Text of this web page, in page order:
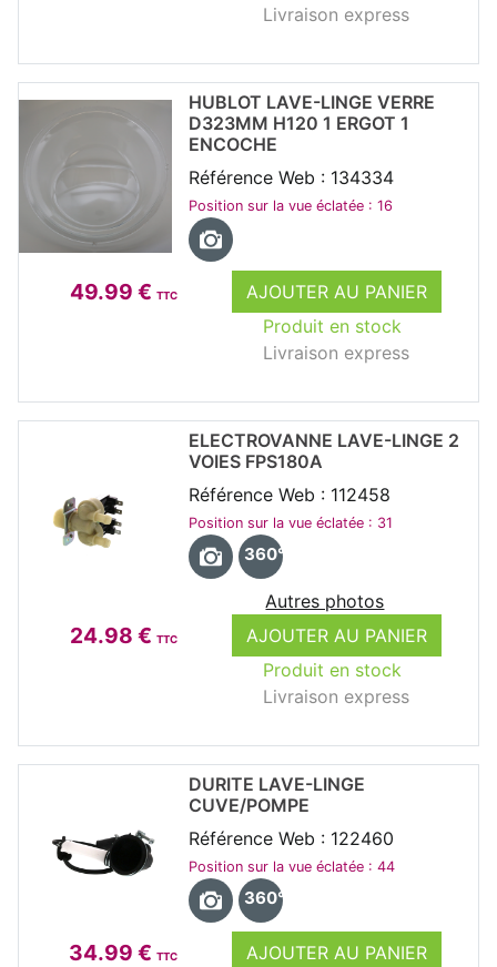
Livraison express
49.99 € TTC
AJOUTER AU PANIER
Produit en stock
Livraison express
HUBLOT LAVE-LINGE VERRE
D323MM H120 1 ERGOT 1
ENCOCHE
Référence Web : 134334
Position sur la vue éclatée : 16
24.98 € TTC
AJOUTER AU PANIER
Produit en stock
Livraison express
ELECTROVANNE LAVE-LINGE 2
VOIES FPS180A
Référence Web : 112458
Position sur la vue éclatée : 31
360°
Autres photos
34.99 € TTC
AJOUTER AU PANIER
DURITE LAVE-LINGE
CUVE/POMPE
Référence Web : 122460
Position sur la vue éclatée : 44
360°